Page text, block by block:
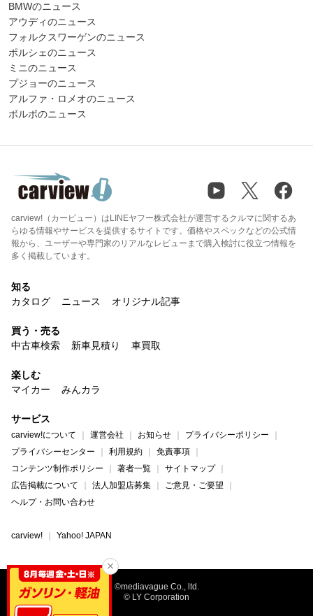
BMWのニュース
アウディのニュース
フォルクスワーゲンのニュース
ポルシェのニュース
ミニのニュース
プジョーのニュース
アルファ・ロメオのニュース
ボルボのニュース
carview!（カービュー）はLINEヤフー株式会社が運営するクルマに関するあ
らゆる情報やサービスを提供するサイトです。価格やスペックなどの公式情
報から、ユーザーや専門家のリアルなレビューまで購入検討に役立つ情報を
多く掲載しています。
知る
カタログ
ニュース オリジナル記事
買う・売る
中古車検索
新車見積り 車買取
楽しむ
マイカー
みんカラ
サービス
carview!について 運営会社 お知らせ
プライバシーポリシー
プライバシーセンター
利用規約
免責事項
コンテンツ制作ポリシー
著者一覧
サイトマップ
広告掲載について
法人加盟店募集
ご意見・ご要望
ヘルプ・お問い合わせ
carview! Yahoo! JAPAN
©mediavague Co., ltd.
© LY Corporation